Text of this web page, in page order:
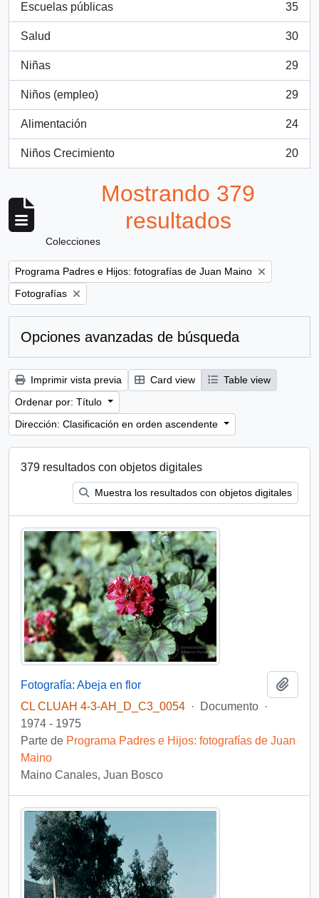
Escuelas públicas
, 35 resultados
35
Salud
, 30 resultados
30
Niñas
, 29 resultados
29
Niños (empleo)
, 29 resultados
29
Alimentación
, 24 resultados
24
Niños Crecimiento
, 20 resultados
20
Mostrando 379
resultados
Colecciones
Remove filter:
Programa Padres e Hijos: fotografías de Juan Maino
Remove filter:
Fotografías
Opciones avanzadas de búsqueda
Imprimir vista previa Card view
Table view
Ordenar por: Título
Dirección: Clasificación en orden ascendente
379 resultados con objetos digitales
Muestra los resultados con objetos digitales
Fotografía: Abeja en flor
CL CLUAH 4-3-AH_D_C3_0054 · Documento ·
1974 - 1975
Parte de Programa Padres e Hijos: fotografías de Juan
Maino
Maino Canales, Juan Bosco